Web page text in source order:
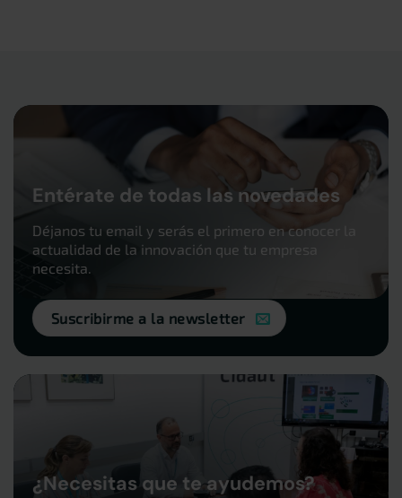
Entérate de todas las novedades
Déjanos tu email y serás el primero en conocer la
actualidad de la innovación que tu empresa
necesita.
Suscribirme a la newsletter
¿Necesitas que te ayudemos?